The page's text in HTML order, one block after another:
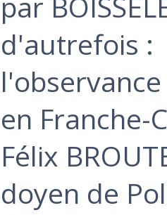
d'autrefois :
en Franche-
Félix
doyen de